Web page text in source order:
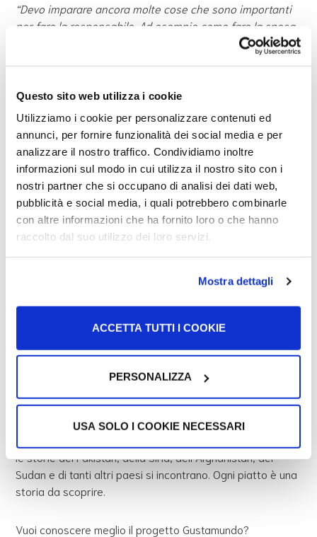
Questo sito web utilizza i cookie
Utilizziamo i cookie per personalizzare contenuti ed
annunci, per fornire funzionalità dei social media e per
analizzare il nostro traffico. Condividiamo inoltre
informazioni sul modo in cui utilizza il nostro sito con i
nostri partner che si occupano di analisi dei dati web,
pubblicità e social media, i quali potrebbero combinarle
con altre informazioni che ha fornito loro o che hanno
raccolto dal suo utilizzo dei loro servizi.
Mostra dettagli
ACCETTA TUTTI I COOKIE
PERSONALIZZA
USA SOLO I COOKIE NECESSARI
“Devo imparare ancora molte cose che sono importanti
per fare la responsabile. Ad esempio come fare la spesa,
usare il computer per le attività amministrative e
L’obiettivo del progetto Gustamundo prevede non solo
insegnare a cucinare, ma anche rafforzare tutte quelle
competenze necessarie per lavorare nel settore della
ristorazione affinché i rifugiati possano diventare dei
piccoli imprenditori e avere un’indipendenza economica.
Si ha paura quando non si conoscono le storie
” afferma Dirluba quando le
chiediamo che cosa non funziona bene
dell’accoglienza in Italia e questo succede in
Ma il cibo può aiutare le culture a raccontarsi e ad
le storie del Pakistan, della Siria, dell’Afghanistan, del
Sudan e di tanti altri paesi si incontrano. Ogni piatto è una
storia da scoprire.
Vuoi conoscere meglio il progetto Gustamundo?